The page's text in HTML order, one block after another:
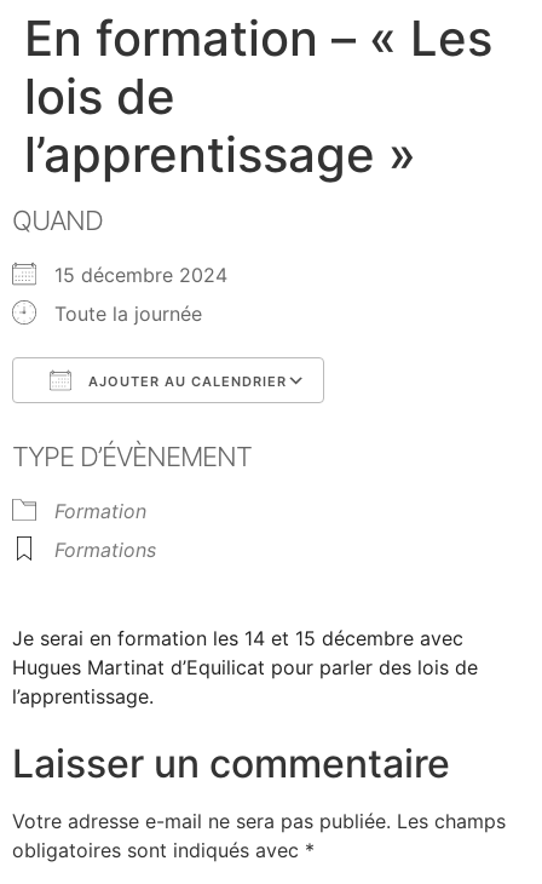
En formation – « Les
lois de
l’apprentissage »
QUAND
15 décembre 2024
Toute la journée
AJOUTER AU CALENDRIER
TYPE D’ÉVÈNEMENT
Formation
Formations
Je serai en formation les 14 et 15 décembre avec
Hugues Martinat d’Equilicat pour parler des lois de
l’apprentissage.
Laisser un commentaire
Votre adresse e-mail ne sera pas publiée. Les champs
obligatoires sont indiqués avec *